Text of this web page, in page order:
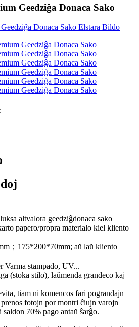
Geedziĝa Donaca Sako
altvalora geedziĝdonaca sako
papero/propra materialo kiel kliento
；175*200*70mm; aŭ laŭ kliento
Varma stampado, UV...
(stoka stilo), laŭmenda grandeco kaj
tiam ni komencos fari pograndajn
fotojn por montri ĉiujn varojn
70% pago antaŭ ŝarĝo.